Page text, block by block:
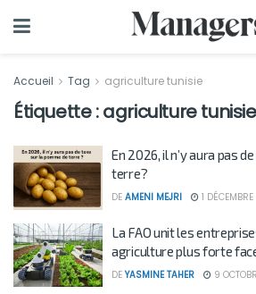
Accueil Tag agriculture tunisie
Étiquette :agriculture tunisie
En 2026, il n’y aura pas
terre?
DE AMENI MEJRI 1
La FAO unit les
agriculture plus forte
DE YASMINE TAHER 9